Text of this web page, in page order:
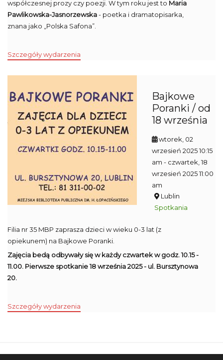
współczesnej prozy czy poezji. W tym roku jest to Maria
Pawlikowska-Jasnorzewska- poetka i dramatopisarka,
znana jako „Polska Safona”.
Szczegóły wydarzenia
Bajkowe
Poranki / od
18 września
wtorek, 02
wrzesień 2025 10:15
am - czwartek, 18
wrzesień 2025 11:00
am
Lublin
Spotkania
Filia nr 35 MBP zaprasza dzieci w wieku 0-3 lat (z
opiekunem) na Bajkowe Poranki.
Zajęcia bedą odbywały się w każdy czwartek w godz. 10.15 -
11.00. Pierwsze spotkanie 18 września 2025 - ul. Bursztynowa
20.
Szczegóły wydarzenia